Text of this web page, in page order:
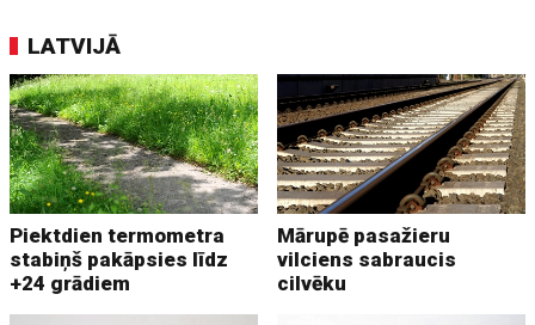
LATVIJĀ
Piektdien termometra
stabiņš pakāpsies līdz
+24 grādiem
Mārupē pasažieru
vilciens sabraucis
cilvēku